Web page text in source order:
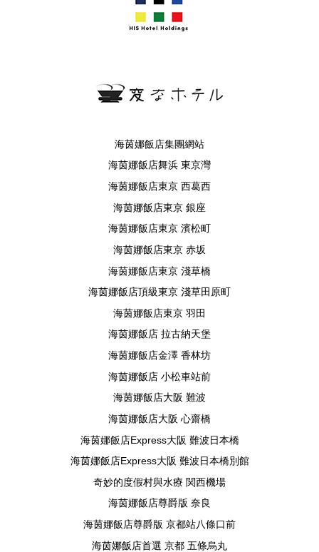
海茵娜飯店集團網站
海茵娜飯店舞浜 東京灣
海茵娜飯店東京 西葛西
海茵娜飯店東京 銀座
海茵娜飯店東京 濱松町
海茵娜飯店東京 赤坂
海茵娜飯店東京 淺草橋
海茵娜飯店頂級東京 淺草田原町
海茵娜飯店東京 羽田
海茵娜飯店 拉古納天堡
海茵娜飯店金澤 香林坊
海茵娜飯店 小松車站前
海茵娜飯店大阪 難波
海茵娜飯店大阪 心齋橋
海茵娜飯店Express大阪 難波日本橋
海茵娜飯店Express大阪 難波日本橋別館
奇妙的度假村與水療 関西機場
海茵娜飯店尊爵版 奈良
海茵娜飯店尊爵版 京都站八條口前
海茵娜飯店首選 京都 五條烏丸